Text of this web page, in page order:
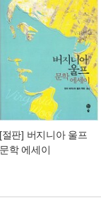
[절판] 버지니아 울프
문학 에세이